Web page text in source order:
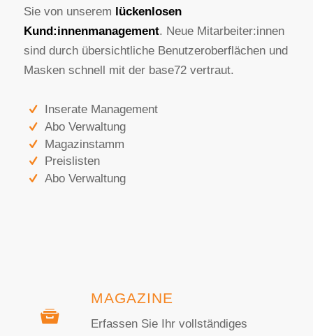
Sie von unserem
lückenlosen
Kund:innenmanagement. Neue Mitarbeiter:innen
sind durch übersichtliche Benutzeroberflächen und
Masken schnell mit der base72 vertraut.
Inserate Management
Abo Verwaltung
Magazinstamm
Preislisten
Abo Verwaltung
MAGAZINE
Erfassen Sie Ihr vollständiges